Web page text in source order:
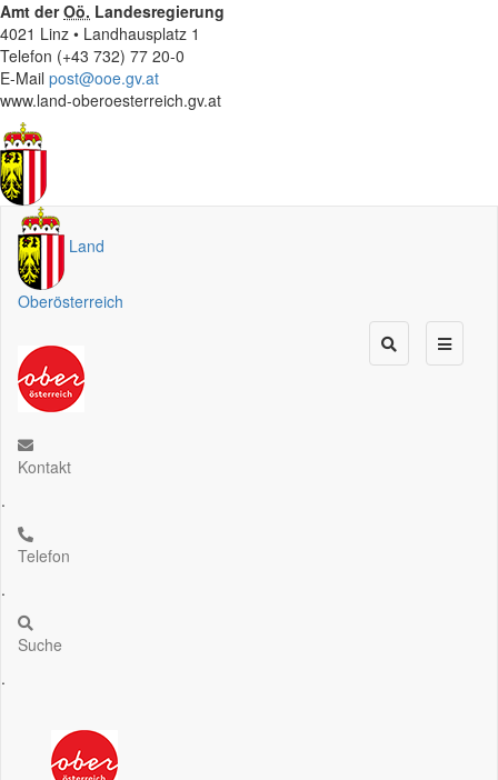
Amt derOö. Landesregierung
4021 Linz • Landhausplatz 1
Telefon (+43 732) 77 20-0
E-Mail post@ooe.gv.at
www.land-oberoesterreich.gv.at
Land
Oberösterreich
Kontakt
.
Telefon
.
Suche
.